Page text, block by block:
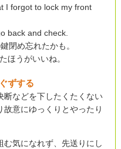
I forgot to lock my front
back and check.
閉め忘れたかも。
ほうがいいね。
ずする
断などを下したくたくない
意にゆっくりとやったり
気になれず、先送りにし